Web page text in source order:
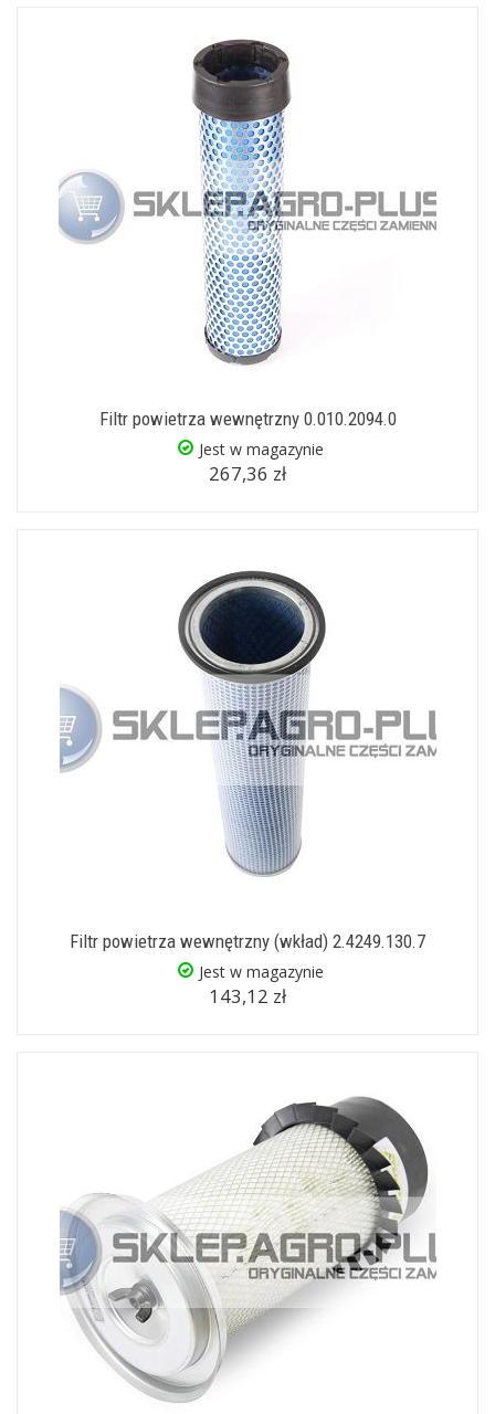
Filtr powietrza wewnętrzny 0.010.2094.0
Jest w magazynie
267,36 zł
Filtr powietrza wewnętrzny (wkład) 2.4249.130.7
Jest w magazynie
143,12 zł